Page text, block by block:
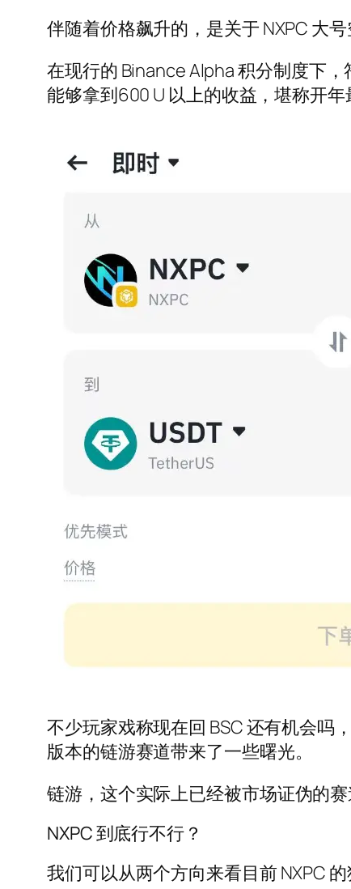
伴随着价格飙升的，是关于 NXPC 大号
在现行的 Binance Alpha 积分制度下
能够拿到600 U 以上的收益，堪称开年
不少玩家戏称现在回 BSC 还有机会吗
版本的链游赛道带来了一些曙光。
链游，这个实际上已经被市场证伪的
NXPC 到底行不行？
我们可以从两个方向来看目前 NXPC